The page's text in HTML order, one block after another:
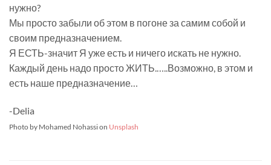
нужно?
Мы просто забыли об этом в погоне за самим собой и
своим предназначением.
Я ЕСТЬ-значит Я уже есть и ничего искать не нужно.
Каждый день надо просто ЖИТЬ.…..Возможно, в этом и
есть наше предназначение…
-Delia
Photo by Mohamed Nohassi on Unsplash